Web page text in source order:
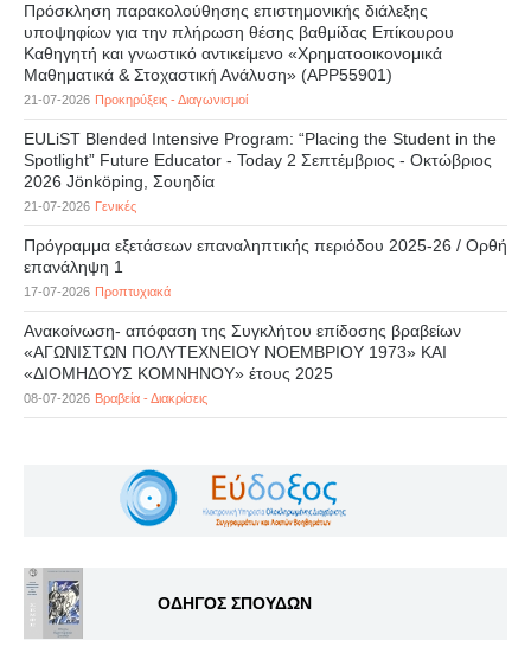
Πρόσκληση παρακολούθησης επιστημονικής διάλεξης
υποψηφίων για την πλήρωση θέσης βαθμίδας Επίκουρου
Καθηγητή και γνωστικό αντικείμενο «Χρηματοοικονομικά
Μαθηματικά & Στοχαστική Ανάλυση» (APP55901)
21-07-2026 Προκηρύξεις - Διαγωνισμοί
EULiST Blended Intensive Program: “Placing the Student in the
Spotlight” Future Educator - Today 2 Σεπτέμβριος - Οκτώβριος
2026 Jönköping, Σουηδία
21-07-2026 Γενικές
Πρόγραμμα εξετάσεων επαναληπτικής περιόδου 2025-26 / Ορθή
επανάληψη 1
17-07-2026 Προπτυχιακά
Ανακοίνωση- απόφαση της Συγκλήτου επίδοσης βραβείων
«ΑΓΩΝΙΣΤΩΝ ΠΟΛΥΤΕΧΝΕΙΟΥ ΝΟΕΜΒΡΙΟΥ 1973» ΚΑΙ
«ΔΙΟΜΗΔΟΥΣ ΚΟΜΝΗΝΟΥ» έτους 2025
08-07-2026 Βραβεία - Διακρίσεις
ΟΔΗΓΟΣ ΣΠΟΥΔΩΝ